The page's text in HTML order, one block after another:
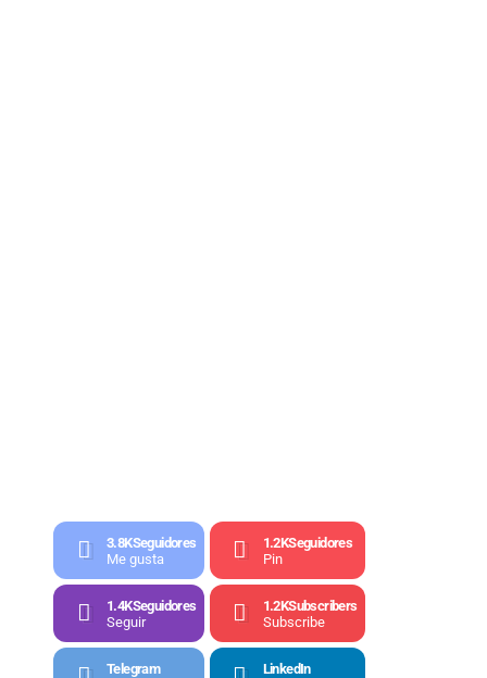
3.8KSeguidores
Me gusta
1.2KSeguidores
Pin
1.4KSeguidores
Seguir
1.2KSubscribers
Subscribe
Telegram
LinkedIn